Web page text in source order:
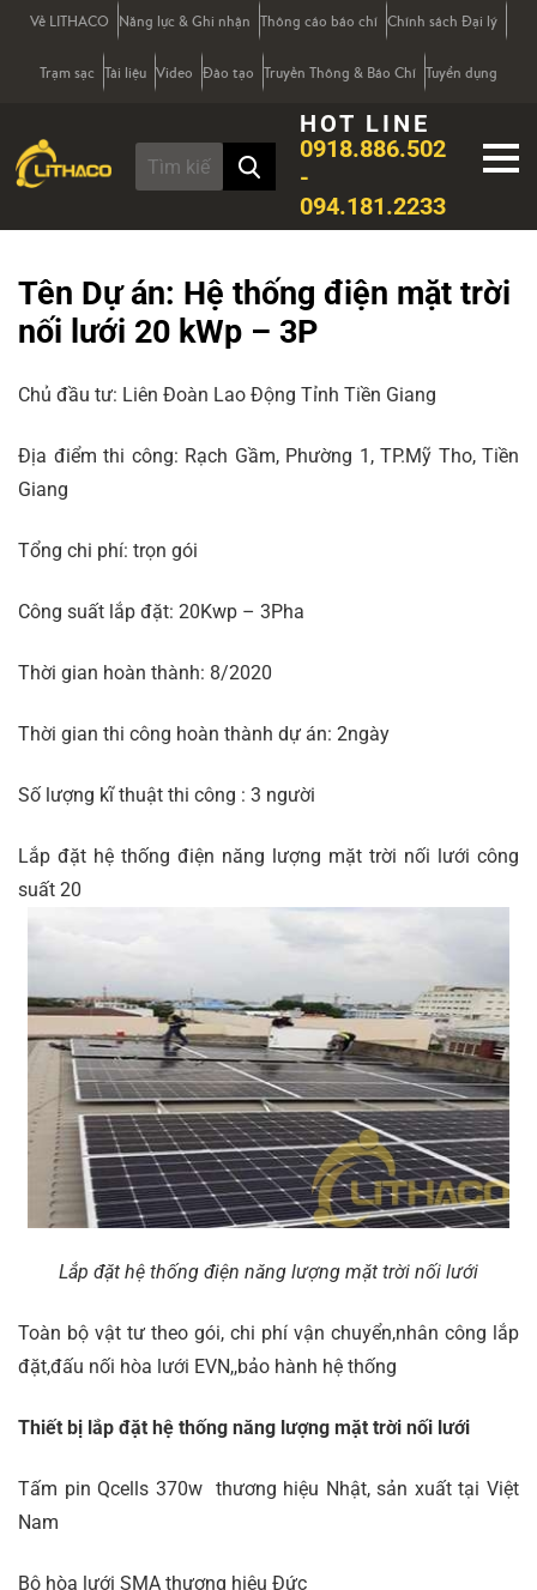
Về LITHACO Năng lực & Ghi nhận Thông cáo báo chí Chính sách Đại lý
Trạm sạc Tài liệu Video Đào tạo Truyền Thông & Báo Chí Tuyển dụng
HOT LINE
0918.886.502
-
094.181.2233
Tên Dự án: Hệ thống điện mặt trời
nối lưới 20 kWp – 3P
Chủ đầu tư: Liên Đoàn Lao Động Tỉnh Tiền Giang
Địa điểm thi công: Rạch Gầm, Phường 1, TP.Mỹ Tho, Tiền
Giang
Tổng chi phí: trọn gói
Công suất lắp đặt: 20Kwp – 3Pha
Thời gian hoàn thành: 8/2020
Thời gian thi công hoàn thành dự án: 2ngày
Số lượng kĩ thuật thi công : 3 người
Lắp đặt hệ thống điện năng lượng mặt trời nối lưới công
suất 20
Lắp đặt hệ thống điện năng lượng mặt trời nối lưới
Toàn bộ vật tư theo gói, chi phí vận chuyển,nhân công lắp
đặt,đấu nối hòa lưới EVN,,bảo hành hệ thống
Thiết bị lắp đặt hệ thống năng lượng mặt trời nối lưới
Tấm pin Qcells 370w thương hiệu Nhật, sản xuất tại Việt
Nam
Bộ hòa lưới SMA thương hiệu Đức